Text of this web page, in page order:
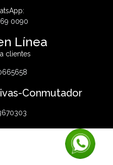
0090
Línea
clientes
Conmutador